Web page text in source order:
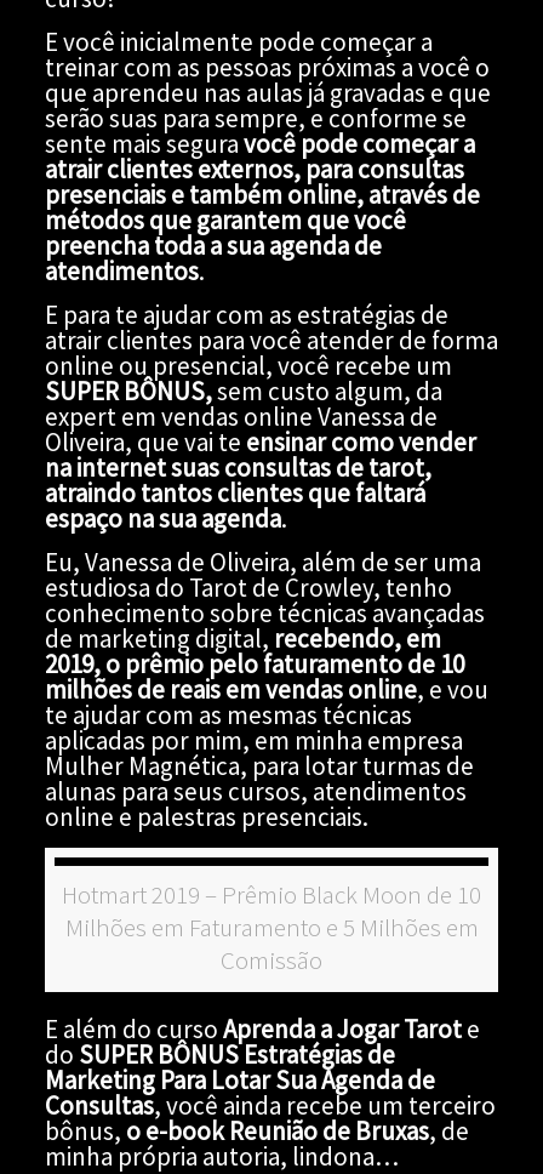
E você inicialmente pode começar a
treinar com as pessoas próximas a você o
que aprendeu nas aulas já gravadas e que
serão suas para sempre, e conforme se
sente mais seguravocê pode começar a
atrair clientes externos, para consultas
presenciais e também online, através de
métodos que garantem que você
preencha toda a sua agenda de
atendimentos.
E para te ajudar com as estratégias de
atrair clientes para você atender de forma
online ou presencial, você recebe um
SUPER BÔNUS,sem custo algum, da
expert em vendas online Vanessa de
Oliveira, que vai te ensinar como vender
na internet suas consultas de tarot,
atraindo tantos clientes que faltará
espaço na sua agenda.
Eu, Vanessa de Oliveira, além de ser uma
estudiosa do Tarot de Crowley, tenho
conhecimento sobre técnicas avançadas
de marketing digital, recebendo, em
2019, o prêmio pelo faturamento de 10
milhões de reais em vendas online, e vou
te ajudar com as mesmas técnicas
aplicadas por mim, em minha empresa
Mulher Magnética, para lotar turmas de
alunas para seus cursos, atendimentos
online e palestras presenciais.
Hotmart 2019 – Prêmio Black Moon de 10
Milhões em Faturamento e 5 Milhões em
Comissão
E além do cursoAprenda a Jogar Tarote
do SUPER BÔNUS Estratégias de
Marketing Para Lotar Sua Agenda de
Consultas, você ainda recebe um terceiro
bônus, o e-book Reunião de Bruxas, de
minha própria autoria, lindona…